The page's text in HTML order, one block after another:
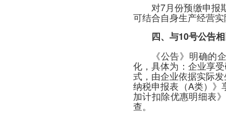
对7月份预缴申报
可结合自身生产经营
四、与10号公告
《公告》明确的
化，具体为：企业享
式，由企业依据实际
纳税申报表（A类）》
加计扣除优惠明细表
查。